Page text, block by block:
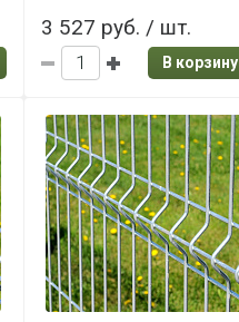
3 527 руб. / шт.
В корзину